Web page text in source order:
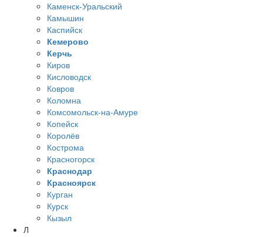
Каменск-Уральский
Камышин
Каспийск
Кемерово
Керчь
Киров
Кисловодск
Ковров
Коломна
Комсомольск-на-Амуре
Копейск
Королёв
Кострома
Красногорск
Краснодар
Красноярск
Курган
Курск
Кызыл
Л